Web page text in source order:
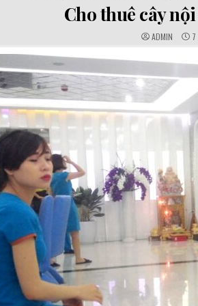
IN Cho thuê cây
AUTHOR:
ADMIN 7